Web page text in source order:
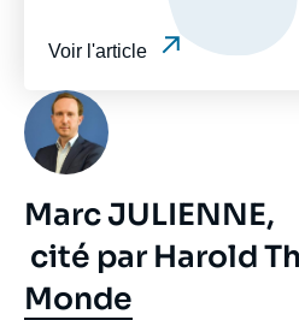
Voir l'article
Photo
Marc JULIENNE,
cité par Harold
Monde